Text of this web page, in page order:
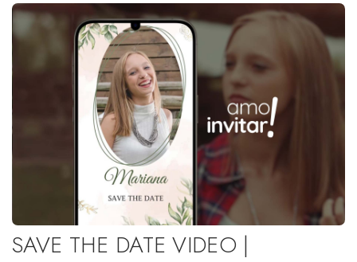
SAVE THE DATE VIDEO |